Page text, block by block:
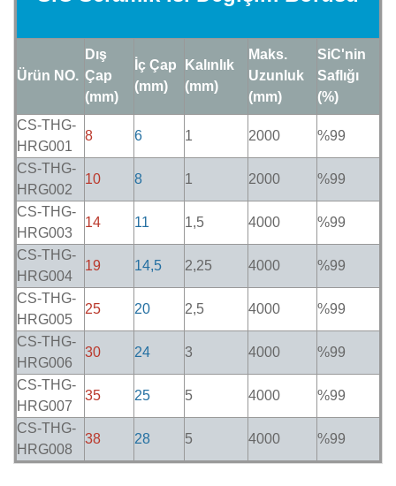
Ürün NO.
Dış
Çap
(mm)
İç Çap
(mm)
Kalınlık
(mm)
Maks.
Uzunluk
(mm)
SiC'nin
Saflığı
(%)
CS-THG-
HRG001
8 6 1 2000 %99
CS-THG-
HRG002
10 8 1 2000 %99
CS-THG-
HRG003
14 11 1,5 4000 %99
CS-THG-
HRG004
19 14,5 2,25 4000 %99
CS-THG-
HRG005
25 20 2,5 4000 %99
CS-THG-
HRG006
30 24 3 4000 %99
CS-THG-
HRG007
35 25 5 4000 %99
CS-THG-
HRG008
38 28 5 4000 %99